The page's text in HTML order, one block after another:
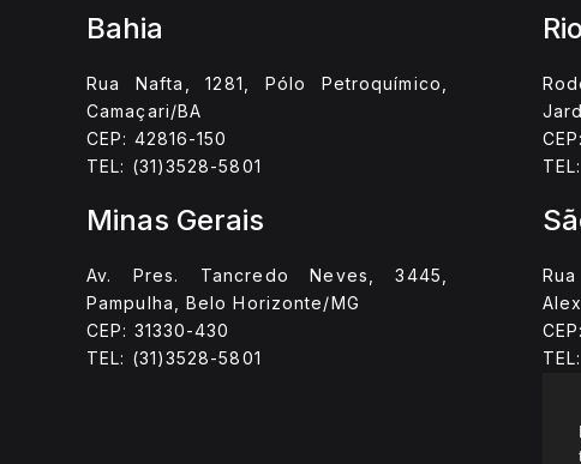
Bahia
Rua Nafta, 1281, Pólo Petroquímico,
Camaçari/BA
CEP: 42816-150
TEL: (31)3528-5801
Minas Gerais
Av. Pres. Tancredo Neves, 3445,
Pampulha, Belo Horizonte/MG
CEP: 31330-430
TEL: (31)3528-5801